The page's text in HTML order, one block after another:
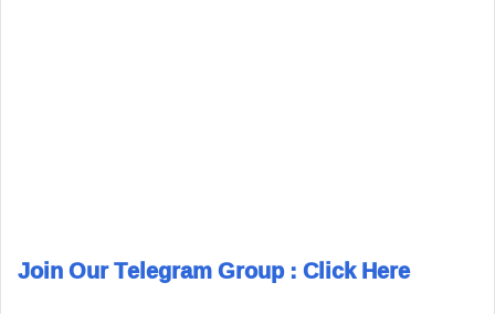
Join Our Telegram Group : Click Here